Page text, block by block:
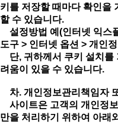
키를 저장할 때마다 확인을
할 수 있습니다.
설정방법 예(인터넷 익스
도구 > 인터넷 옵션 > 개인
단, 귀하께서 쿠키 설치를
려움이 있을 수 있습니다.
차. 개인정보관리책임자
사이트은 고객의 개인정
만을 처리하기 위하여 아래